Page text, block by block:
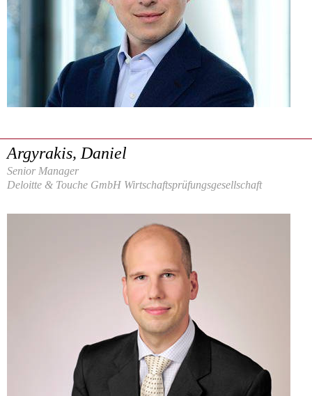
Argyrakis, Daniel
Senior Manager
Deloitte & Touche GmbH Wirtschaftsprüfungsgesellschaft